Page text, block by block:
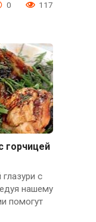
0 117
горчицей
с
нашему
помогут